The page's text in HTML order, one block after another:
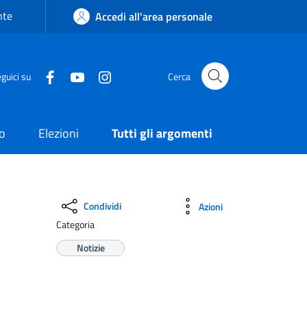
Accedi all'area personale
su Cerca
Elezioni Tutti gli argomenti
Categoria
Notizie
Condividi Azioni